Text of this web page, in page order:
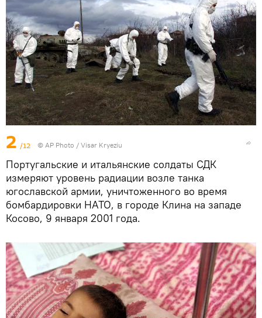
2 /12 © AP Photo / Visar Kryeziu
Португальские и итальянские солдаты СДК
измеряют уровень радиации возле танка
югославской армии, уничтоженного во время
бомбардировки НАТО, в городе Клина на западе
Косово, 9 января 2001 года.